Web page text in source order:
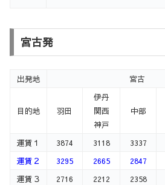
宮古発
出発地 宮古
目的地 羽田
伊丹
関西
神戸
中部
運賃１ 3874 3118 3337
運賃２
3295 2665 2847
運賃３
2716 2212 2358